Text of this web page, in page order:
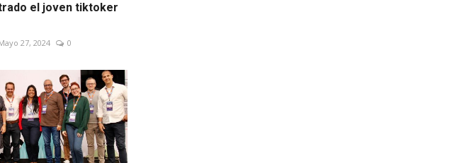
el joven tiktoker
27, 2024 0